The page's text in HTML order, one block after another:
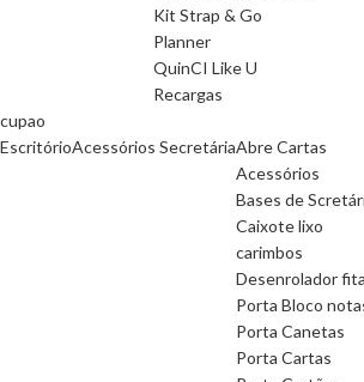
Kit Strap & Go
Planner
QuinCI Like U
Recargas
cupao
EscritórioAcessórios SecretáriaAbre Cartas
Acessórios
Bases de
Caixote lixo
carimbos
Desenrolador
Porta Bloco
Porta Canetas
Porta Cartas